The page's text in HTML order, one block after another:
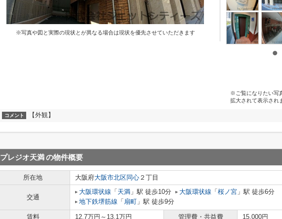
※写真や図と実際の現状とが異なる場合は現状を優先させていただきます
※ご覧になりたい写
拡大されて表示され
コメント 【外観】
プレジオ天満の物件概要
所在地 大阪府大阪市北区同心 ２丁目
交通
大阪環状線 「 天満 」駅 徒歩10分 大阪環状線 「 桜ノ宮 」駅 徒歩6分
地下鉄堺筋線 「 扇町 」駅 徒歩9分
賃料 12.7万円～13.1万円 管理費・共益費
15,000円